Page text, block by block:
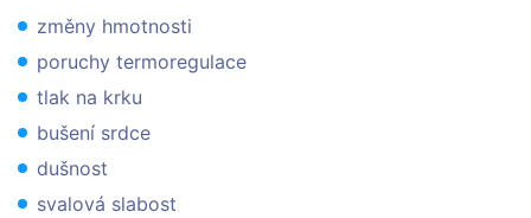
změny hmotnosti
poruchy termoregulace
tlak na krku
bušení srdce
dušnost
svalová slabost